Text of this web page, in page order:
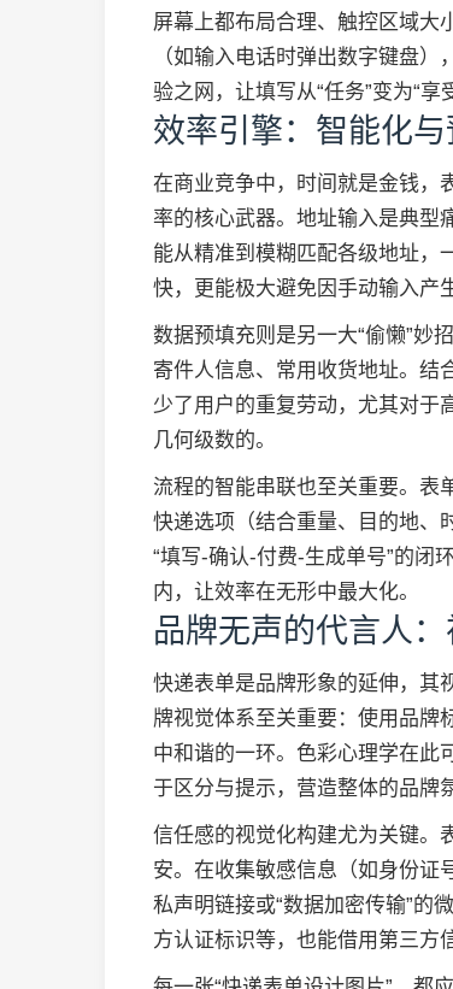
屏幕上都布局合理、触控区域大
（如输入电话时弹出数字键盘
验之网，让填写从“任务”变为“享受
效率引擎：智能化
在商业竞争中，时间就是金钱，
率的核心武器。地址输入是典型
能从精准到模糊匹配各级地址，
快，更能极大避免因手动输入产
数据预填充则是另一大“偷懒”妙
寄件人信息、常用收货地址。结
少了用户的重复劳动，尤其对于
几何级数的。
流程的智能串联也至关重要。表
快递选项（结合重量、目的地、
“填写-确认-付费-生成单号”的闭
内，让效率在无形中最大化。
品牌无声的代言人
快递表单是品牌形象的延伸，其
牌视觉体系至关重要：使用品牌
中和谐的一环。色彩心理学在此
于区分与提示，营造整体的品牌
信任感的视觉化构建尤为关键。
安。在收集敏感信息（如身份证
私声明链接或“数据加密传输”的
方认证标识等，也能借用第三方